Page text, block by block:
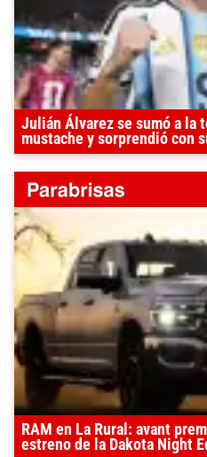
Julián Álvarez se sumó a la
mustache y sorprendió con
RAM en La Rural: avant
estreno de la Dakota Night